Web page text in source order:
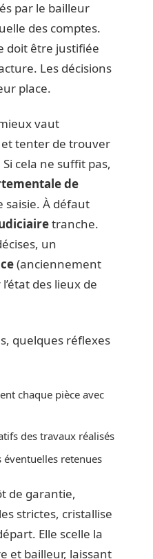
par le bailleur
des comptes.
doit être justifiée
Les décisions
place.
vaut
tenter de trouver
cela ne suffit pas,
de
saisie. À défaut
tranche.
un
(anciennement
des lieux de
quelques réflexes
chaque pièce avec
des travaux réalisés
retenues
de garantie,
strictes, cristallise
Elle scelle la
et bailleur, laissant